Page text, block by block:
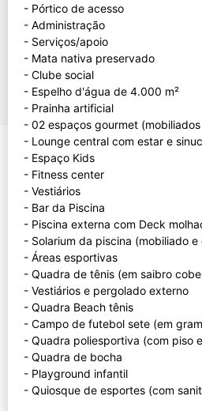
- Pórtico de acesso
- Administração
- Serviços/apoio
- Mata nativa preservado
- Clube social
- Espelho d'água de 4.000 m²
- Prainha artificial
- 02 espaços gourmet
- Lounge central com estar e
- Espaço Kids
- Fitness center
- Vestiários
- Bar da Piscina
- Piscina externa com Deck
- Solarium da piscina (mobiliado e
- Áreas esportivas
- Quadra de tênis (em saibro
- Vestiários e pergolado externo
- Quadra Beach tênis
- Campo de futebol sete (em
- Quadra poliesportiva (com piso
- Quadra de bocha
- Playground infantil
- Quiosque de esportes (com